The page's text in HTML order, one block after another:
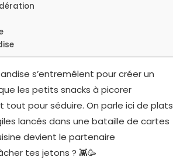
s’entremêlent pour créer un
les petits snacks à picorer
pour séduire. On parle ici de plats
lancés dans une bataille de cartes
devient le partenaire
tes jetons ? 👾🥳